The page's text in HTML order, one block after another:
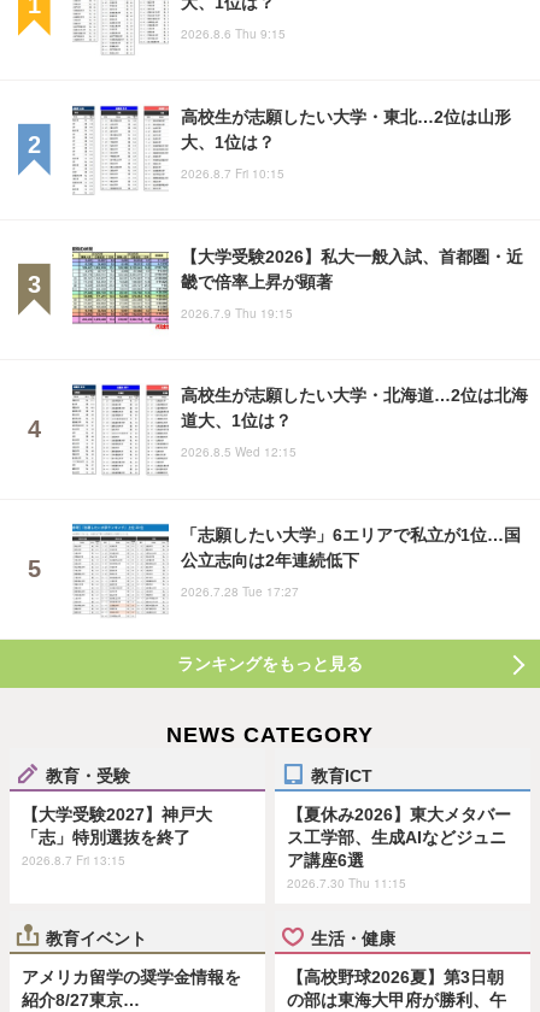
2026.8.6 Thu 9:15
高校生が志願したい大学・東北…2位は山形
大、1位は？
2026.8.7 Fri 10:15
【大学受験2026】私大一般入試、首都圏・近
畿で倍率上昇が顕著
2026.7.9 Thu 19:15
高校生が志願したい大学・北海道…2位は北海
道大、1位は？
2026.8.5 Wed 12:15
「志願したい大学」6エリアで私立が1位…国
公立志向は2年連続低下
2026.7.28 Tue 17:27
ランキングをもっと見る
NEWS CATEGORY
教育・受験
【大学受験2027】神戸大
「志」特別選抜を終了
2026.8.7 Fri 13:15
教育ICT
【夏休み2026】東大メタバー
ス工学部、生成AIなどジュニ
ア講座6選
2026.7.30 Thu 11:15
教育イベント
アメリカ留学の奨学金情報を
紹介8/27東京…
生活・健康
【高校野球2026夏】第3日朝
の部は東海大甲府が勝利、午